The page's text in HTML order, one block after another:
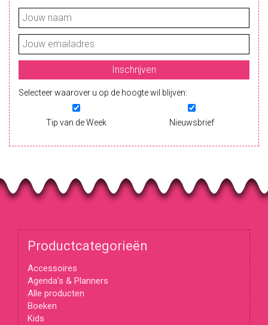
Selecteer waarover u op de hoogte wil blijven:
Tip van de Week Nieuwsbrief
Productcategorieën
Accessoires
Agenda's & Planners
Alle producten
Boeken
Kids